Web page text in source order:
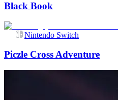
Black Book
Nintendo Switch
Piczle Cross Adventure